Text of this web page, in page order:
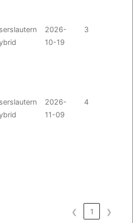
2026-
10-19
3
2026-
11-09
4
❮ 1 ❯